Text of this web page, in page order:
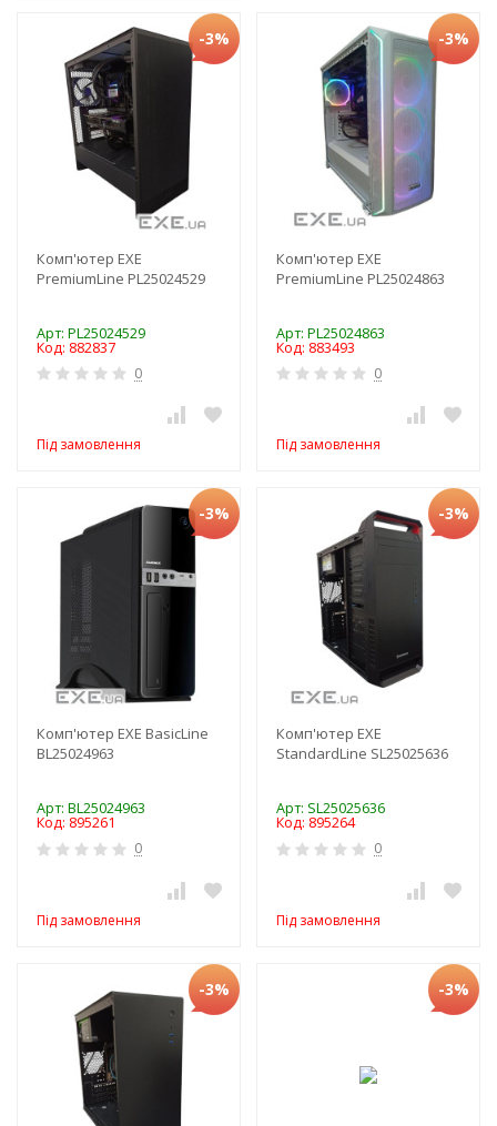
-3%
Комп'ютер EXE
PremiumLine PL25024529
Арт: PL25024529
Код: 882837
0
Під замовлення
-3%
Комп'ютер EXE
PremiumLine PL25024863
Арт: PL25024863
Код: 883493
0
Під замовлення
-3%
Комп'ютер EXE BasicLine
BL25024963
Арт: BL25024963
Код: 895261
0
Під замовлення
-3%
Комп'ютер EXE
StandardLine SL25025636
Арт: SL25025636
Код: 895264
0
Під замовлення
-3% -3%